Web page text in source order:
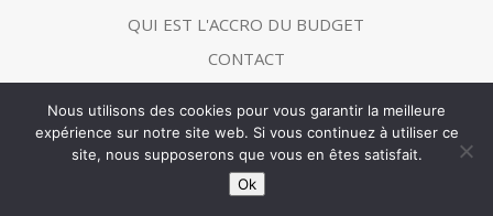
QUI EST L'ACCRO DU BUDGET
CONTACT
2013 | Tous droits réservés
Nous utilisons des cookies pour vous garantir la meilleure
expérience sur notre site web. Si vous continuez à utiliser ce
site, nous supposerons que vous en êtes satisfait.
Ok